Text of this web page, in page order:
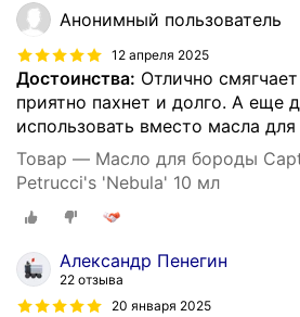
Анонимный пользователь
12 апреля 2025
Достоинства: Отлично
приятно пахнет и долго. А еще
использовать вместо масла
Товар — Масло для бороды
Petrucci's 'Nebula' 10 мл
Александр Пенегин
22 отзыва
20 января 2025